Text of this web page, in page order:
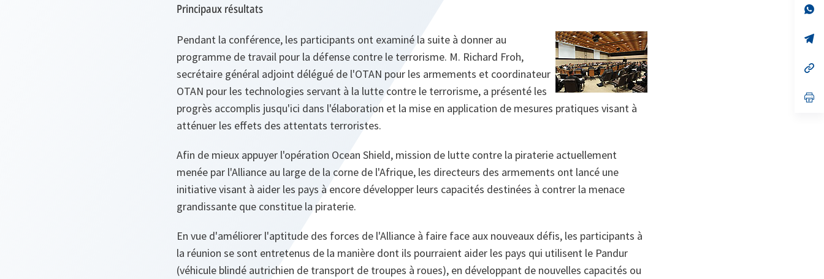
Principaux résultats
Pendant la conférence, les participants ont examiné la suite à donner au
programme de travail pour la défense contre le terrorisme. M. Richard Froh,
secrétaire général adjoint délégué de l'OTAN pour les armements et coordinateur
OTAN pour les technologies servant à la lutte contre le terrorisme, a présenté les
progrès accomplis jusqu'ici dans l'élaboration et la mise en application de mesures pratiques visant à
atténuer les effets des attentats terroristes.
Afin de mieux appuyer l'opération Ocean Shield, mission de lutte contre la piraterie actuellement
menée par l'Alliance au large de la corne de l'Afrique, les directeurs des armements ont lancé une
initiative visant à aider les pays à encore développer leurs capacités destinées à contrer la menace
grandissante que constitue la piraterie.
En vue d'améliorer l'aptitude des forces de l'Alliance à faire face aux nouveaux défis, les participants à
la réunion se sont entretenus de la manière dont ils pourraient aider les pays qui utilisent le Pandur
(véhicule blindé autrichien de transport de troupes à roues), en développant de nouvelles capacités ou